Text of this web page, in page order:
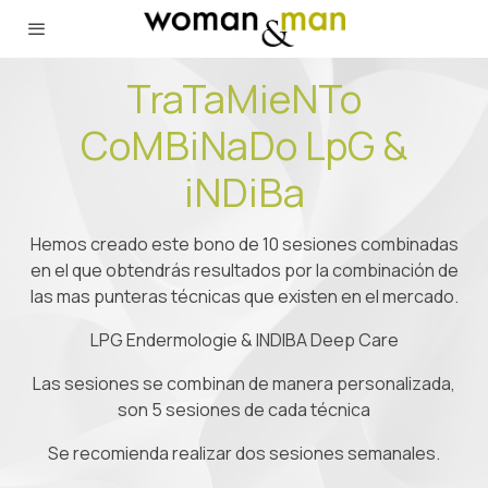
TraTaMieNTo
CoMBiNaDo LpG &
iNDiBa
Hemos creado este bono de 10 sesiones combinadas
en el que obtendrás resultados por la combinación de
las mas punteras técnicas que existen en el mercado.
LPG Endermologie & INDIBA Deep Care
Las sesiones se combinan de manera personalizada,
son 5 sesiones de cada técnica
Se recomienda realizar dos sesiones semanales.